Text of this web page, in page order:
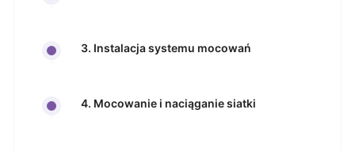
3. Instalacja systemu mocowań
4. Mocowanie i naciąganie siatki